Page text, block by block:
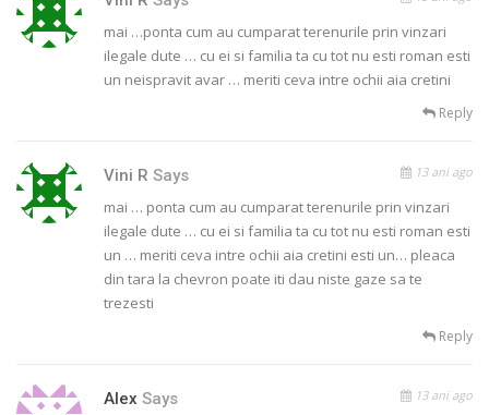
mai …ponta cum au cumparat terenurile prin vinzari
ilegale dute … cu ei si familia ta cu tot nu esti roman esti
un neispravit avar … meriti ceva intre ochii aia cretini
Reply
Vini R Says 13 ani ago
mai … ponta cum au cumparat terenurile prin vinzari
ilegale dute … cu ei si familia ta cu tot nu esti roman esti
un … meriti ceva intre ochii aia cretini esti un… pleaca
din tara la chevron poate iti dau niste gaze sa te
trezesti
Reply
Alex Says 13 ani ago